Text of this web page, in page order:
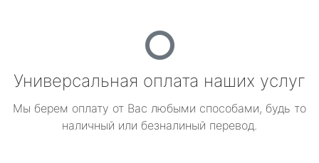
Универсальная оплата наших услуг
Мы берем оплату от Вас любыми способами, будь то
наличный или безналиный перевод.